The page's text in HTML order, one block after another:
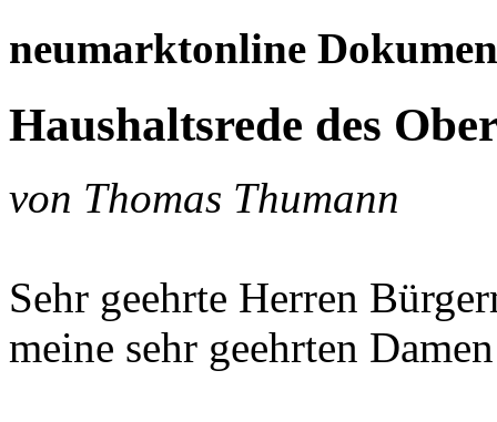
neumarktonline
Haushaltsrede des
von Thomas Thumann
Sehr geehrte Herren
meine sehr geehrten